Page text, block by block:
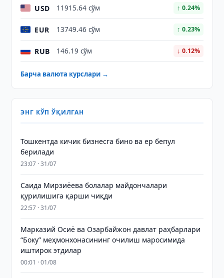
USD 11915.64 сўм ↑ 0.24%
EUR 13749.46 сўм ↑ 0.23%
RUB 146.19 сўм ↓ 0.12%
Барча валюта курслари →
ЭНГ КЎП ЎҚИЛГАН
Тошкентда кичик бизнесга бино ва ер бепул
берилади
23:07 · 31/07
Саида Мирзиёева болалар майдончалари
қурилишига қарши чиқди
22:57 · 31/07
Марказий Осиё ва Озарбайжон давлат раҳбарлари
“Боку” меҳмонхонасининг очилиш маросимида
иштирок этдилар
00:01 · 01/08